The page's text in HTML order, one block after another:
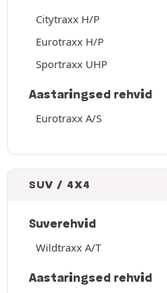
Citytraxx H/P
Eurotraxx H/P
Sportraxx UHP
Aastaringsed rehvid
Eurotraxx A/S
SUV / 4X4
Suverehvid
Wildtraxx A/T
Aastaringsed rehvid